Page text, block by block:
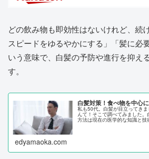
どの飲み物も即効性はないけれど、続
スピードをゆるやかにする」「髪に必
いう意味で、白髪の予防や進行を抑え
す。
白髪対策！食べ物を中心に
私も50代。白髪が目立ってき
んて！そこで調べてみました
方法は現在の医学的な知識と
edyamaoka.com